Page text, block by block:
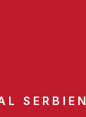
SERBIEN